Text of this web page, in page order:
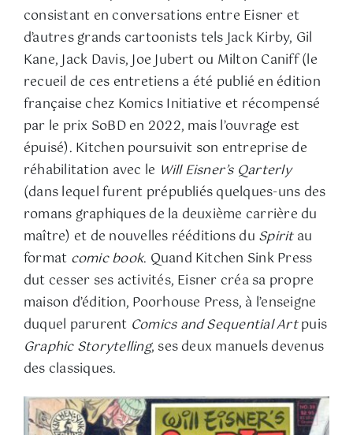
consistant en conversations entre Eisner et
d’autres grands cartoonists tels Jack Kirby, Gil
Kane, Jack Davis, Joe Jubert ou Milton Caniff (le
recueil de ces entretiens a été publié en édition
française chez Komics Initiative et récompensé
par le prix SoBD en 2022, mais l’ouvrage est
épuisé). Kitchen poursuivit son entreprise de
réhabilitation avec le Will Eisner’s Qarterly
(dans lequel furent prépubliés quelques-uns des
romans graphiques de la deuxième carrière du
maître) et de nouvelles rééditions du Spiritau
format comic book. Quand Kitchen Sink Press
dut cesser ses activités, Eisner créa sa propre
maison d’édition, Poorhouse Press, à l’enseigne
duquel parurent Comics and Sequential Artpuis
Graphic Storytelling, ses deux manuels devenus
des classiques.